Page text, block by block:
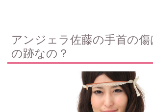
アンジェラ佐藤の手首の傷
の跡なの？